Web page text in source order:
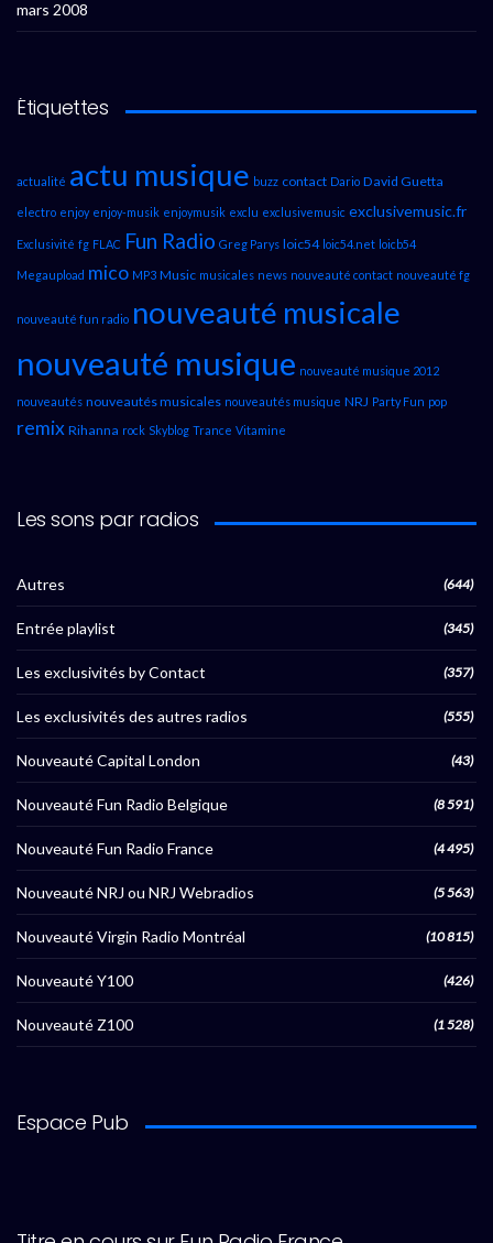
mars 2008
Étiquettes
actualité actu musique buzz contact Dario David Guetta
electro enjoy enjoy-musik enjoymusik exclu exclusivemusic exclusivemusic.fr
Exclusivité fg FLAC Fun Radio Greg Parys loic54 loic54.net loicb54
Megaupload mico MP3 Music musicales news nouveauté contact nouveauté fg
nouveauté fun radio nouveauté musicale
nouveauté musique nouveauté musique 2012
nouveautés nouveautés musicales nouveautés musique NRJ Party Fun pop
remix Rihanna rock Skyblog Trance Vitamine
Les sons par radios
Autres (644)
Entrée playlist (345)
Les exclusivités by Contact (357)
Les exclusivités des autres radios (555)
Nouveauté Capital London (43)
Nouveauté Fun Radio Belgique (8 591)
Nouveauté Fun Radio France (4 495)
Nouveauté NRJ ou NRJ Webradios (5 563)
Nouveauté Virgin Radio Montréal (10 815)
Nouveauté Y100 (426)
Nouveauté Z100 (1 528)
Espace Pub